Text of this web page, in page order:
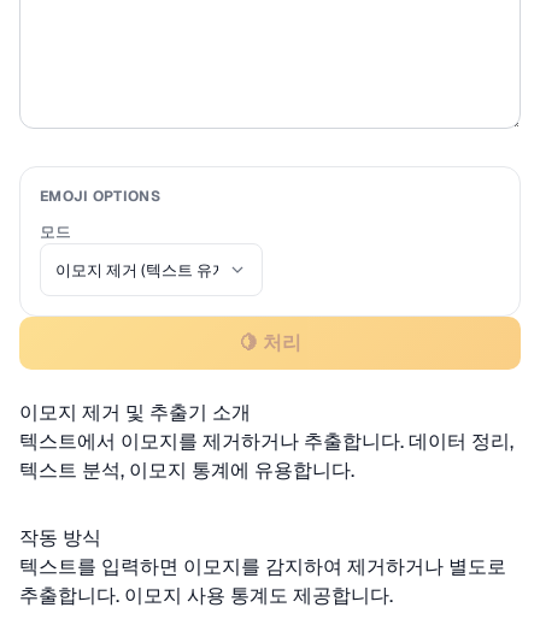
EMOJI OPTIONS
모드
🍋 처리
이모지 제거 및 추출기 소개
텍스트에서 이모지를 제거하거나 추출합니다. 데이터 정리,
텍스트 분석, 이모지 통계에 유용합니다.
작동 방식
텍스트를 입력하면 이모지를 감지하여 제거하거나 별도로
추출합니다. 이모지 사용 통계도 제공합니다.